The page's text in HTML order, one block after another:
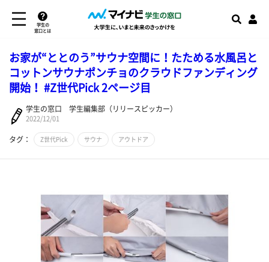
学生の
窓口とは
お家が“ととのう”サウナ空間に！たためる水風呂と
コットンサウナポンチョのクラウドファンディング
開始！ #Z世代Pick 2ページ目
学生の窓口 学生編集部（リリースピッカー）
2022/12/01
タグ： Z世代Pick サウナ アウトドア